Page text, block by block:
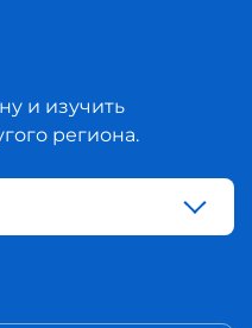
и изучить
региона.